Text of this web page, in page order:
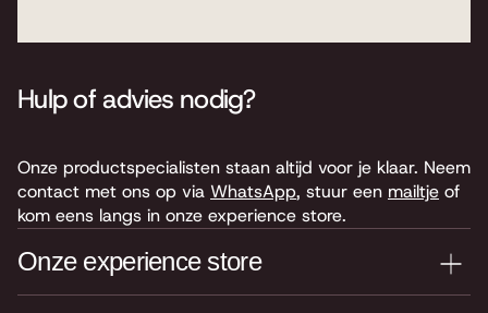
Hulp of advies nodig?
Onze productspecialisten staan altijd voor je klaar. Neem
contact met ons op via WhatsApp, stuur een mailtje of
kom eens langs in onze experience store.
Onze experience store